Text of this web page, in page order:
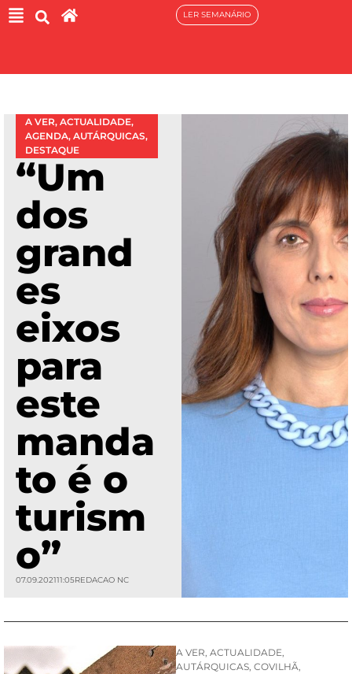
LER SEMANÁRIO
A VER, ACTUALIDADE,
AGENDA, AUTÁRQUICAS,
DESTAQUE
“Um
dos
grand
es
eixos
para
este
manda
to é o
turism
o”
07.09.202111:05REDACAO NC
A VER, ACTUALIDADE,
AUTÁRQUICAS, COVILHÃ,